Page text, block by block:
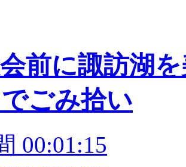
前に諏訪湖
ごみ拾い
00:01:15